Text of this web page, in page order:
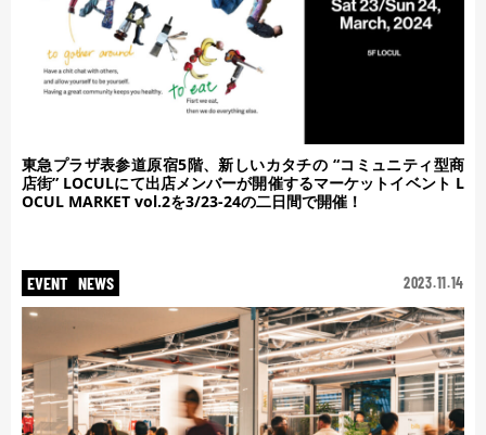
東急プラザ表参道原宿5階、新しいカタチの “コミュニティ型商
店街” LOCULにて出店メンバーが開催するマーケットイベント L
OCUL MARKET vol.2を3/23-24の二日間で開催！
EVENT NEWS 2023.11.14